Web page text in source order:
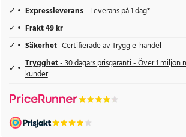
Expressleverans- Leverans på 1 dag*
Frakt 49 kr
Säkerhet- Certifierade av Trygg e-handel
Trygghet- 30 dagars prisgaranti - Över 1 miljon
kunder